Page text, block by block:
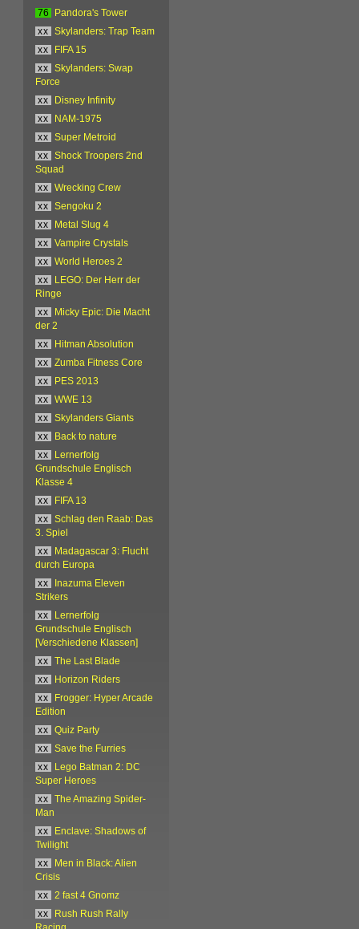
76
Pandora's Tower
xx
Skylanders: Trap Team
xx
FIFA 15
xx
Skylanders: Swap
Force
xx
Disney Infinity
xx
NAM-1975
xx
Super Metroid
xx
Shock Troopers 2nd
Squad
xx
Wrecking Crew
xx
Sengoku 2
xx
Metal Slug 4
xx
Vampire Crystals
xx
World Heroes 2
xx
LEGO: Der Herr der
Ringe
xx
Micky Epic: Die Macht
der 2
xx
Hitman Absolution
xx
Zumba Fitness Core
xx
PES 2013
xx
WWE 13
xx
Skylanders Giants
xx
Back to nature
xx
Lernerfolg
Grundschule Englisch
Klasse 4
xx
FIFA 13
xx
Schlag den Raab: Das
3. Spiel
xx
Madagascar 3: Flucht
durch Europa
xx
Inazuma Eleven
Strikers
xx
Lernerfolg
Grundschule Englisch
[Verschiedene Klassen]
xx
The Last Blade
xx
Horizon Riders
xx
Frogger: Hyper Arcade
Edition
xx
Quiz Party
xx
Save the Furries
xx
Lego Batman 2: DC
Super Heroes
xx
The Amazing Spider-
Man
xx
Enclave: Shadows of
Twilight
xx
Men in Black: Alien
Crisis
xx
2 fast 4 Gnomz
xx
Rush Rush Rally